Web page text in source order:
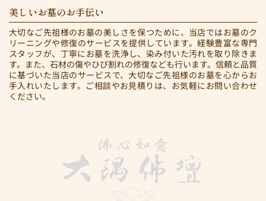
美しいお墓のお手伝い
大切なご先祖様のお墓の美しさを保つために、当店ではお墓のク
リーニングや修復のサービスを提供しています。経験豊富な専門
スタッフが、丁寧にお墓を洗浄し、染み付いた汚れを取り除きま
す。また、石材の傷やひび割れの修復なども行います。信頼と品質
に基づいた当店のサービスで、大切なご先祖様のお墓を心からお
手入れいたします。ご相談やお見積りは、お気軽にお問い合わせ
ください。